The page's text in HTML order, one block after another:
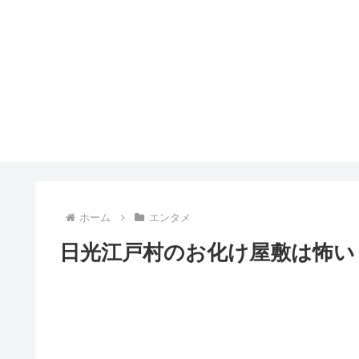
ホーム エンタメ
日光江戸村のお化け屋敷は怖